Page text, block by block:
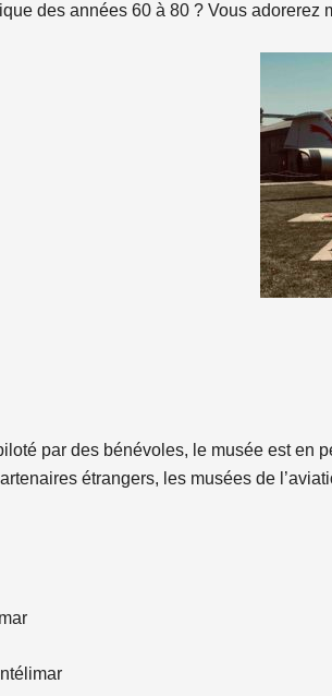
des années 60 à 80 ? Vous adorerez
par des bénévoles, le musée est en
étrangers, les musées de